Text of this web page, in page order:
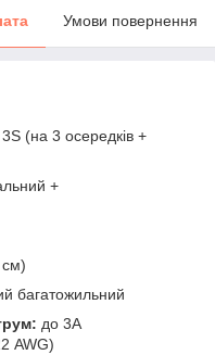
Умови повернення
(на 3 осередків +
+
багатожильний
до 3А
AWG)